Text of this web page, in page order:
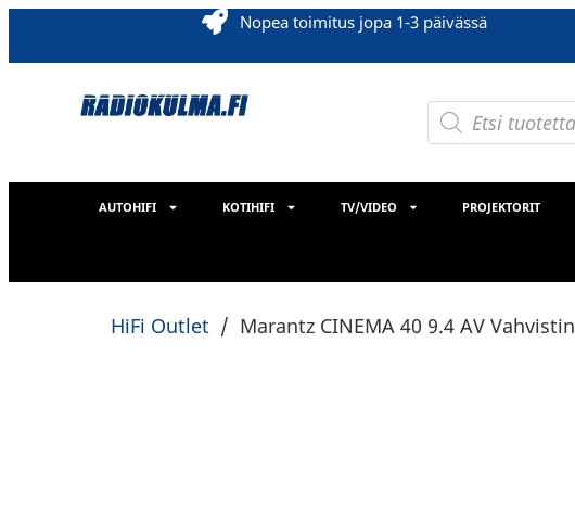
Nopea toimitus jopa 1-3 päivässä
AUTOHIFI KOTIHIFI TV/VIDEO PROJEKTORIT
HiFi Outlet / Marantz CINEMA 40 9.4 AV Vahvistin